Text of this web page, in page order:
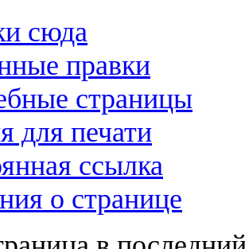
сюда
правки
страницы
для печати
ссылка
о странице